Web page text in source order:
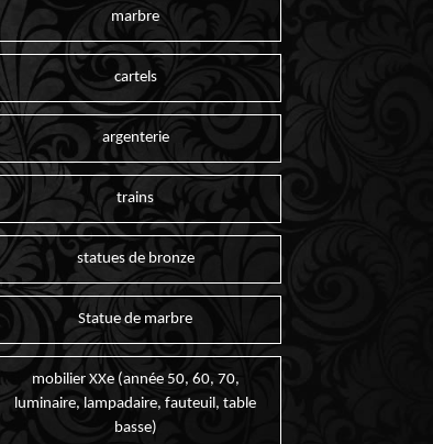
marbre
cartels
argenterie
trains
statues de bronze
Statue de marbre
mobilier XXe (année 50, 60, 70,
luminaire, lampadaire, fauteuil, table
basse)